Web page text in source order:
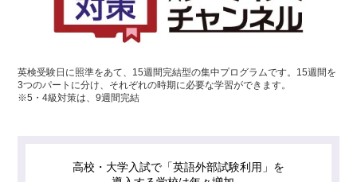
英検受験日に照準をあて、15週間完結型の集中プログラムです。15週間を
3つのパートに分け、それぞれの時期に必要な学習ができます。
※5・4級対策は、9週間完結
高校・大学入試で「英語外部試験利用」を